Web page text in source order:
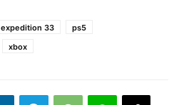
expedition 33
ps5
xbox